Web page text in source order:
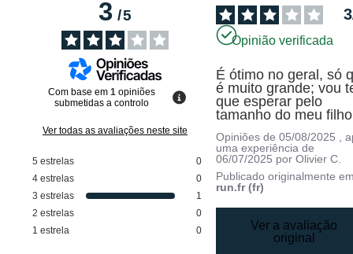
3/5
Com base em 1 opiniões
submetidas a controlo
Ver todas as avaliações neste site
5 estrelas
0
4 estrelas
0
3 estrelas
1
2 estrelas
0
1 estrela 0
3
Opinião verificada
É ótimo no geral, só
é muito grande; vou
que esperar pelo
tamanho do meu
Opiniões de05/08/2025
,
uma experiência de
06/07/2025 porOlivier C.
Publicado originalmente
run.fr (fr)
Ver a avaliação
original